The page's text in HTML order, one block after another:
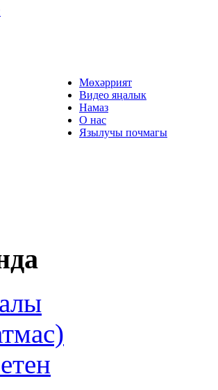
Мөхәррият
Видео яңалык
Намаз
О нас
Язылучы почмагы